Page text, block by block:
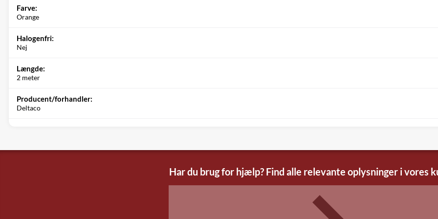
Farve:
Orange
Halogenfri:
Nej
Længde:
2 meter
Producent/forhandler:
Deltaco
Har du brug for hjælp? Find alle relevante oplysninger i vores